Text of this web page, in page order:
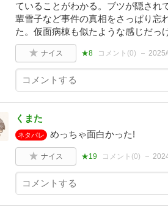
ていることがわかる。ブツが隠され
輩雪子など事件の真相をさっぱり忘
た。仮面病棟も似たような感じだっ
ナイス ★8 コメント(0)
くまた
ネタバレ めっちゃ面白かった!
ナイス ★19 コメント(0)